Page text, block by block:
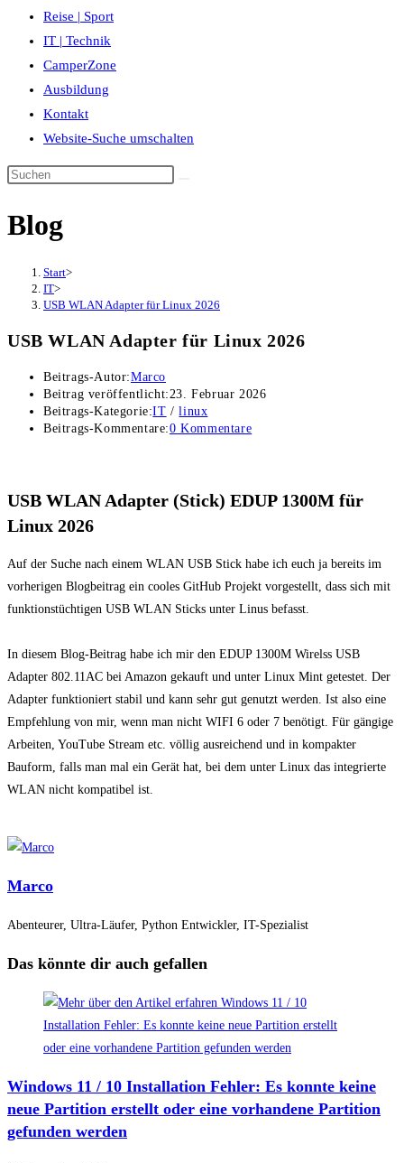
Reise | Sport
IT | Technik
CamperZone
Ausbildung
Kontakt
Website-Suche umschalten
Blog
Start>
IT>
USB WLAN Adapter für Linux 2026
USB WLAN Adapter für Linux 2026
Beitrags-Autor:Marco
Beitrag veröffentlicht:23. Februar 2026
Beitrags-Kategorie:IT / linux
Beitrags-Kommentare:0 Kommentare
USB WLAN Adapter (Stick) EDUP 1300M für
Linux 2026
Auf der Suche nach einem WLAN USB Stick habe ich euch ja bereits im
vorherigen Blogbeitrag ein cooles GitHub Projekt vorgestellt, dass sich mit
funktionstüchtigen USB WLAN Sticks unter Linus befasst.
In diesem Blog-Beitrag habe ich mir den EDUP 1300M Wirelss USB
Adapter 802.11AC bei Amazon gekauft und unter Linux Mint getestet. Der
Adapter funktioniert stabil und kann sehr gut genutzt werden. Ist also eine
Empfehlung von mir, wenn man nicht WIFI 6 oder 7 benötigt. Für gängige
Arbeiten, YouTube Stream etc. völlig ausreichend und in kompakter
Bauform, falls man mal ein Gerät hat, bei dem unter Linux das integrierte
WLAN nicht kompatibel ist.
Marco
Abenteurer, Ultra-Läufer, Python Entwickler, IT-Spezialist
Das könnte dir auch gefallen
Windows 11 / 10 Installation Fehler: Es konnte keine
neue Partition erstellt oder eine vorhandene Partition
gefunden werden